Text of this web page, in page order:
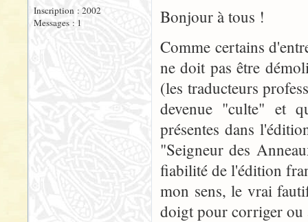
Inscription : 2002
Messages : 1
Bonjour à tous !
Comme certains
ne doit pas être
(les traducteurs
devenue "culte" et
présentes dans
"Seigneur des
fiabilité de l'édition
mon sens, le vrai
doigt pour corriger ou